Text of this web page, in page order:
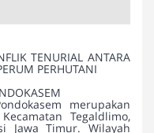
TENURIAL ANTARA
PERHUTANI
merupakan
Tegaldlimo,
Jawa Timur. Wilayah